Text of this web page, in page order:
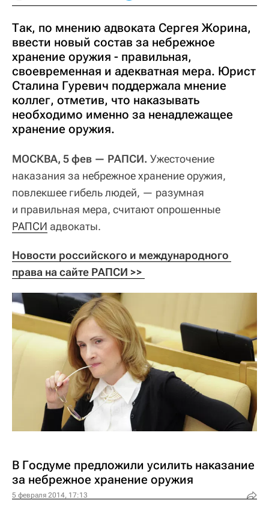
Так, по мнению адвоката Сергея Жорина,
ввести новый состав за небрежное
хранение оружия - правильная,
своевременная и адекватная мера. Юрист
Сталина Гуревич поддержала мнение
коллег, отметив, что наказывать
необходимо именно за ненадлежащее
хранение оружия.
МОСКВА, 5 фев — РАПСИ. Ужесточение
наказания за небрежное хранение оружия,
повлекшее гибель людей, — разумная
и правильная мера, считают опрошенные
РАПСИ адвокаты.
Новости российского и международного
права на сайте РАПСИ >>
В Госдуме предложили усилить наказание
за небрежное хранение оружия
5 февраля 2014, 17:13